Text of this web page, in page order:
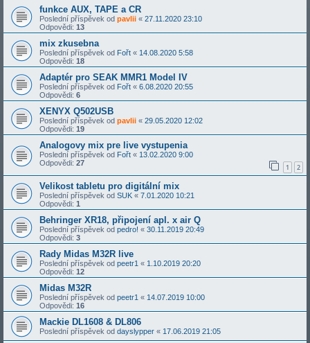
funkce AUX, TAPE a CR
Poslední příspěvek od pavlii « 27.11.2020 23:10
Odpovědi: 13
mix zkusebna
Poslední příspěvek od Fořt « 14.08.2020 5:58
Odpovědi: 18
Adaptér pro SEAK MMR1 Model IV
Poslední příspěvek od Fořt « 6.08.2020 20:55
Odpovědi: 6
XENYX Q502USB
Poslední příspěvek od pavlii « 29.05.2020 12:02
Odpovědi: 19
Analogovy mix pre live vystupenia
Poslední příspěvek od Fořt « 13.02.2020 9:00
Odpovědi: 27 1 2
Velikost tabletu pro digitální mix
Poslední příspěvek od SUK « 7.01.2020 10:21
Odpovědi: 1
Behringer XR18, připojení apl. x air Q
Poslední příspěvek od pedro! « 30.11.2019 20:49
Odpovědi: 3
Rady Midas M32R live
Poslední příspěvek od peetr1 « 1.10.2019 20:20
Odpovědi: 12
Midas M32R
Poslední příspěvek od peetr1 « 14.07.2019 10:00
Odpovědi: 16
Mackie DL1608 & DL806
Poslední příspěvek od dayslypper « 17.06.2019 21:05